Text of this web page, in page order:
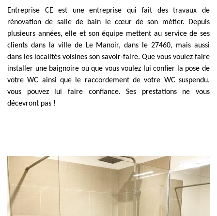
Entreprise CE est une entreprise qui fait des travaux de
rénovation de salle de bain le cœur de son métier. Depuis
plusieurs années, elle et son équipe mettent au service de ses
clients dans la ville de Le Manoir, dans le 27460, mais aussi
dans les localités voisines son savoir-faire. Que vous voulez faire
installer une baignoire ou que vous voulez lui confier la pose de
votre WC ainsi que le raccordement de votre WC suspendu,
vous pouvez lui faire confiance. Ses prestations ne vous
décevront pas !